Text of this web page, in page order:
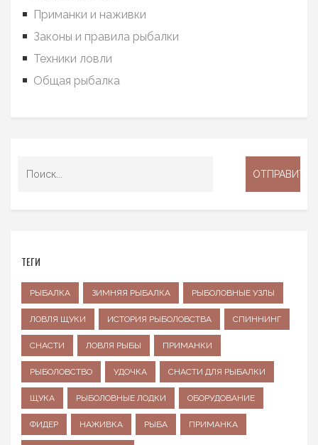
Приманки и наживки
Законы и правила рыбалки
Техники ловли
Общая рыбалка
ТЕГИ
РЫБАЛКА ЗИМНЯЯ РЫБАЛКА РЫБОЛОВНЫЕ УЗЛЫ
ЛОВЛЯ ЩУКИ ИСТОРИЯ РЫБОЛОВСТВА СПИННИНГ
СНАСТИ ЛОВЛЯ РЫБЫ ПРИМАНКИ
РЫБОЛОВСТВО УДОЧКА СНАСТИ ДЛЯ РЫБАЛКИ
ЩУКА РЫБОЛОВНЫЕ ЛОДКИ ОБОРУДОВАНИЕ
ФИДЕР НАЖИВКА РЫБА ПРИМАНКА